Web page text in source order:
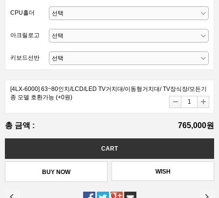
CPU홀더
아크릴로고
키보드선반
[4LX-6000] 63~80인치/LCD/LED TV거치대/이동형거치대/ TV장식장/모든기
종 모델 호환가능 (+0원)
총 금액 : 765,000원
WISH